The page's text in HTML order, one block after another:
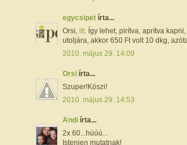
egycsipet írta...
Orsi, itt . Így lehet, pirítva, aprítva
utoljára, akkor 650 Ft volt 10 dkg,
2010. május 29. 14:09
Orsi írta...
Szuper!Köszi!
2010. május 29. 14:53
Andi írta...
2x 60...húúú...
Istenien mutatnak!